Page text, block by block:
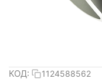
КОД: 1124588562